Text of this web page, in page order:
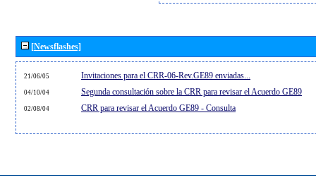
[Newsflashes]
21/06/05 Invitaciones para el CRR-06-Rev.GE89 enviadas...
04/10/04 Segunda consultación sobre la CRR para revisar el Acuerdo GE89
02/08/04 CRR para revisar el Acuerdo GE89 - Consulta